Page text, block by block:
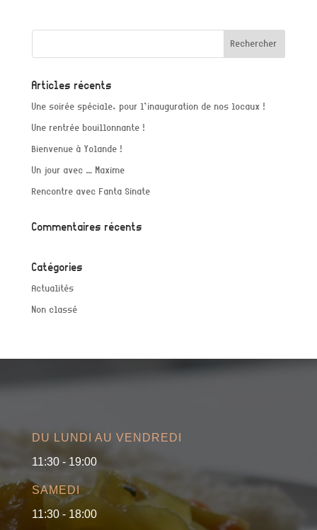
Articles récents
Une soirée spéciale, pour l’inauguration de nos locaux !
Une rentrée bouillonnante !
Bienvenue à Yolande !
Un jour avec … Maxime
Rencontre avec Fanta Sinate
Commentaires récents
Catégories
Actualités
Non classé
DU LUNDI AU VENDREDI
11:30 - 19:00
SAMEDI
11:30 - 18:00